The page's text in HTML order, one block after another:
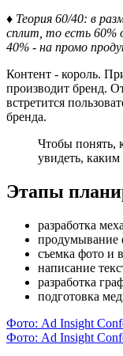
♦ Теория 60/40: в
сплит, то есть 60%
40% - на промо
Контент - король.
производит бренд.
встретится
бренда.
Чтобы понять,
увидеть, каким
Этапы
разработка
продумывание
съемка фото и
написание
разработка
подготовка
Фото: Ad Insight
Фото: Ad Insight